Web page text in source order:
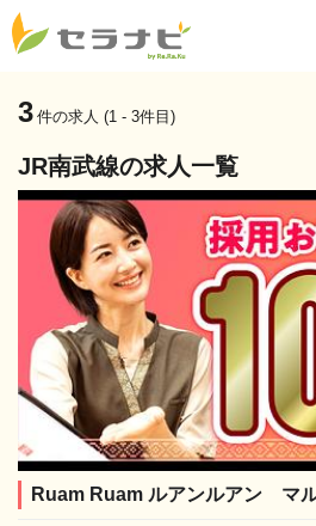
3 件の求人 (1 - 3件目)
JR南武線の求人一覧
Ruam Ruam ルアンルアン マ